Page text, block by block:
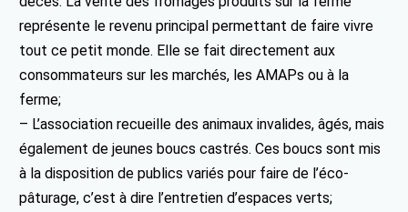
représente le revenu principal permettant de faire vivre
tout ce petit monde. Elle se fait directement aux
consommateurs sur les marchés, les AMAPs ou à la
ferme;
– L’association recueille des animaux invalides, âgés, mais
également de jeunes boucs castrés. Ces boucs sont mis
à la disposition de publics variés pour faire de l’éco-
pâturage, c’est à dire l’entretien d’espaces verts;